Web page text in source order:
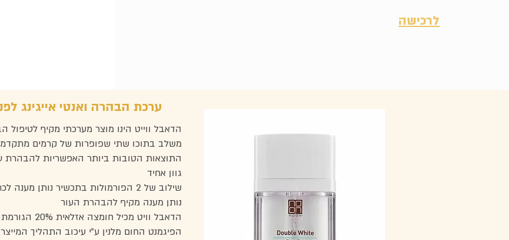
לרכישה
ערכת הבהרה ואנטי אייגינג
הדאבל ווייט הינו מוצר מערכתי מקיף לטיפול
משלב בתוכו שתי שפופרות של קרמים
התוצאות הטובות ביותר האפשריות להבהרת
גוון אחיד
שילוב של 2 הפורמולות בתכשיר נותן מענה לכתמים וסיוע במניעתם
נותן מענה מקיף להבהרת העור
הדאבל וויט מכיל חומצה אזלאית 20% הגורמת להפחתה של ייצור
הפיגמנט החום מלנין ע”י עיכוב התהליך